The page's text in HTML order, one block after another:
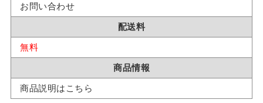
お問い合わせ
配送料
無料
商品情報
商品説明はこちら